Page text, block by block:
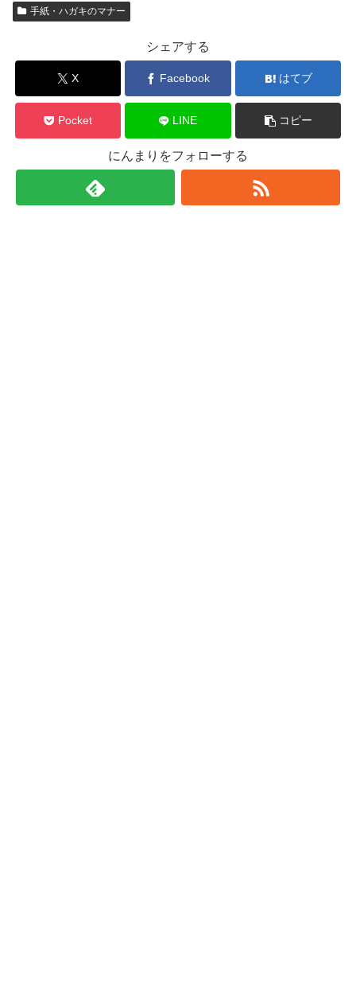
手紙・ハガキのマナー
シェアする
X Facebook はてブ
Pocket LINE コピー
にんまりをフォローする